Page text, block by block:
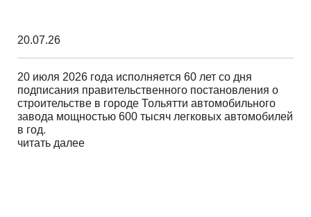
20.07.26
20 июля 2026 года исполняется 60 лет со дня
подписания правительственного постановления о
строительстве в городе Тольятти автомобильного
завода мощностью 600 тысяч легковых автомобилей
в год.
читать далее